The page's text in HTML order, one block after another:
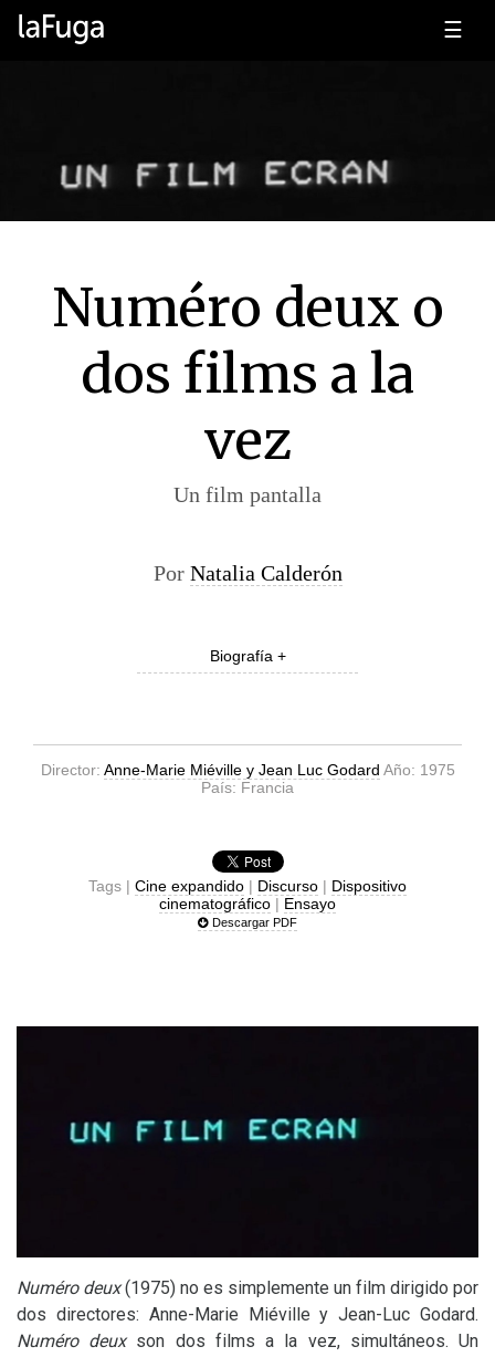
☰
Numéro deux o
dos films a la
vez
Un film pantalla
Por Natalia Calderón
Biografía +
Director: Anne-Marie Miéville y Jean Luc Godard Año: 1975
País: Francia
Tags | Cine expandido | Discurso | Dispositivo
cinematográfico | Ensayo
Descargar PDF
Numéro deux(1975) no es simplemente un film dirigido por
dos directores: Anne-Marie Miéville y Jean-Luc Godard.
Numéro deuxson dos films a la vez, simultáneos. Un